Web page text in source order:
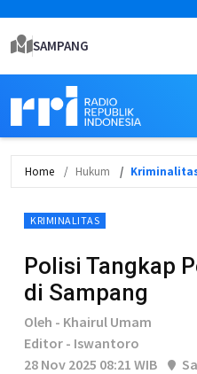
SAMPANG
Home Hukum
KRIMINALITAS
Polisi Tangkap
di Sampang
Oleh - Khairul Umam
Editor - Iswantoro
28 Nov 2025 08:21 WIB